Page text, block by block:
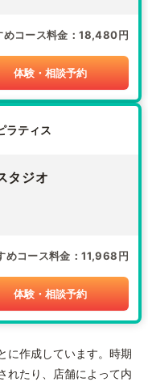
めコース料金 18,480円
体験・相談予約
ラティス
タジオ
めコース料金 11,968円
体験・相談予約
に作成しています。時期
れたり、店舗によって内